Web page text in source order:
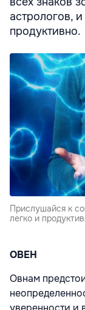
астрологов,
продуктивно.
Прислушайся к
легко и
ОВЕН
Овнам